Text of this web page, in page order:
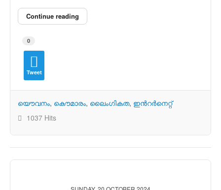
Continue reading
0
Tweet
യൌവനം കൌമാരം ലൈംഗികത ഇന്‍റര്‍നെറ്റ്
1037 Hits